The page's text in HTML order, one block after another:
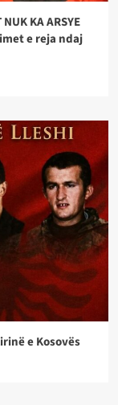
KA ARSYE
e reja ndaj
e Kosovës